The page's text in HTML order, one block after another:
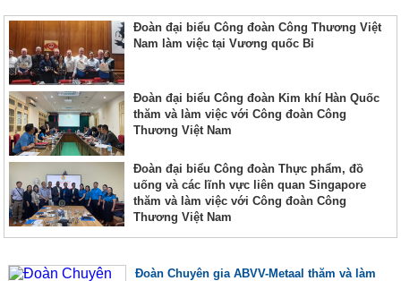
Đoàn đại biểu Công đoàn Công Thương Việt
Nam làm việc tại Vương quốc Bỉ
Đoàn đại biểu Công đoàn Kim khí Hàn Quốc
thăm và làm việc với Công đoàn Công
Thương Việt Nam
Đoàn đại biểu Công đoàn Thực phẩm, đồ
uống và các lĩnh vực liên quan Singapore
thăm và làm việc với Công đoàn Công
Thương Việt Nam
Đoàn Chuyên gia ABVV-Metaal thăm và làm